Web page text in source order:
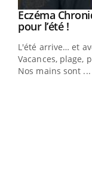
Youtube
Eczéma
pour l’été !
L'été arrive… et
Vacances, plage,
Nos mains sont ...